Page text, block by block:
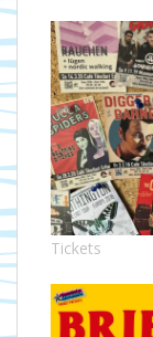
Tickets